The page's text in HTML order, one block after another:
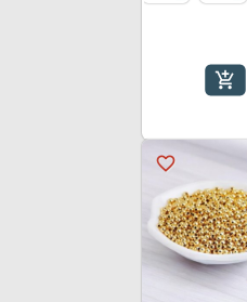
add_shopping_cart
favorite_border